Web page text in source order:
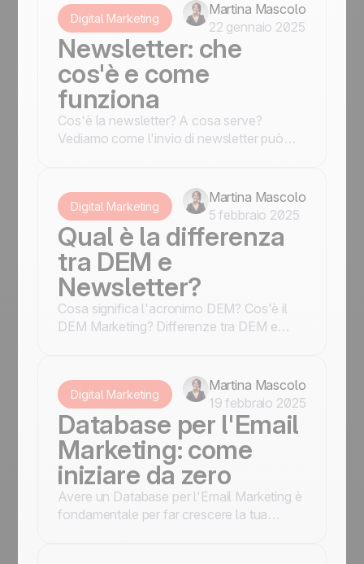
Digital Marketing
Martina Mascolo
22 gennaio 2025
Newsletter: che
cos'è e come
funziona
Cos'è la newsletter? A cosa serve?
Vediamo come l'invio di newsletter può
Digital Marketing
Martina Mascolo
5 febbraio 2025
Qual è la differenza
tra DEM e
Newsletter?
Cosa significa l'acronimo DEM? Cos'è il
DEM Marketing? Differenze tra DEM e
Digital Marketing
Martina Mascolo
19 febbraio 2025
Database per l'Email
Marketing: come
iniziare da zero
Avere un Database per l'Email Marketing è
fondamentale per far crescere la tua